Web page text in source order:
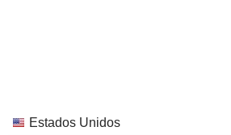
Estados Unidos